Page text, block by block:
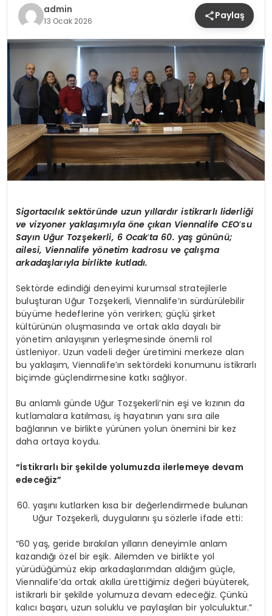
admin
13 Ocak 2026 Paylaş
Sigortacılık sektöründe uzun yıllardır istikrarlı liderliği
ve vizyoner yaklaşımıyla öne çıkan Viennalife CEO’su
Sayın Uğur Tozşekerli, 6 Ocak’ta 60. yaş gününü;
ailesi, Viennalife yönetim kadrosu ve çalışma
arkadaşlarıyla birlikte kutladı.
Sektörde edindiği deneyimi kurumsal stratejilerle
buluşturan Uğur Tozşekerli, Viennalife’ın sürdürülebilir
büyüme hedeflerine yön verirken; güçlü şirket
kültürünün oluşmasında ve ortak akla dayalı bir
yönetim anlayışının yerleşmesinde önemli rol
üstleniyor. Uzun vadeli değer üretimini merkeze alan
bu yaklaşım, Viennalife’ın sektördeki konumunu istikrarlı
biçimde güçlendirmesine katkı sağlıyor.
Bu anlamlı günde Uğur Tozşekerli’nin eşi ve kızının da
kutlamalara katılması, iş hayatının yanı sıra aile
bağlarının ve birlikte yürünen yolun önemini bir kez
daha ortaya koydu.
“İstikrarlı bir şekilde yolumuzda ilerlemeye devam
edeceğiz”
yaşını kutlarken kısa bir değerlendirmede bulunan
Uğur Tozşekerli, duygularını şu sözlerle ifade etti:
“60 yaş, geride bırakılan yılların deneyimle anlam
kazandığı özel bir eşik. Ailemden ve birlikte yol
yürüdüğümüz ekip arkadaşlarımdan aldığım güçle,
Viennalife’da ortak akılla ürettiğimiz değeri büyüterek,
istikrarlı bir şekilde yolumuza devam edeceğiz. Çünkü
kalıcı başarı, uzun soluklu ve paylaşılan bir yolculuktur.”